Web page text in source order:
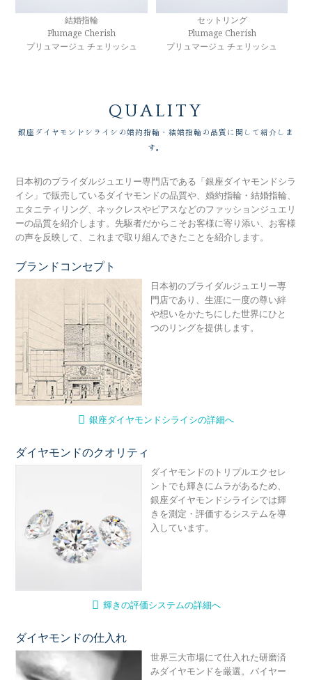
結婚指輪
Plumage Cherish
プリュマージュ チェリッシュ
セットリング
Plumage Cherish
プリュマージュ チェリッシュ
QUALITY
銀座ダイヤモンドシライシの婚約指輪・結婚指輪の品質に関して紹介しま
す。
日本初のブライダルジュエリー専門店である「銀座ダイヤモンドシラ
イシ」で販売しているダイヤモンドの品質や、婚約指輪・結婚指輪、
エタニティリング、ネックレスやピアスなどのファッションジュエリ
ーの品質を紹介します。先駆者だからこそお客様に寄り添い、お客様
の声を反映して、これまで取り組んできたことを紹介します。
ブランドコンセプト
日本初のブライダルジュエリー専
門店であり、生涯に一度の尊い絆
や想いをかたちにした世界にひと
つのリングを提供します。
銀座ダイヤモンドシライシの詳細へ
ダイヤモンドのクオリティ
ダイヤモンドのトリプルエクセレ
ントでも輝きにムラがあるため、
銀座ダイヤモンドシライシでは輝
きを測定・評価するシステムを導
入しています。
輝きの評価システムの詳細へ
ダイヤモンドの仕入れ
世界三大市場にて仕入れた研磨済
みダイヤモンドを厳選。バイヤー